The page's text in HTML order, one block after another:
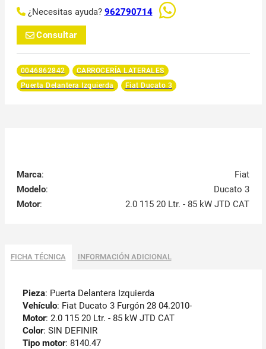
¿Necesitas ayuda? 962790714
Consultar
0046862842
CARROCERÍA LATERALES
Puerta Delantera Izquierda
Fiat Ducato 3
Marca:
Fiat
Modelo:
Ducato 3
Motor: 2.0 115 20 Ltr. - 85 kW JTD CAT
FICHA TÉCNICA INFORMACIÓN ADICIONAL
Pieza: Puerta Delantera Izquierda
Vehículo: Fiat Ducato 3 Furgón 28 04.2010-
Motor: 2.0 115 20 Ltr. - 85 kW JTD CAT
Color: SIN DEFINIR
Tipo motor: 8140.47